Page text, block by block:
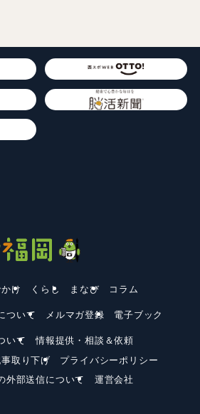
け くらし まなび コラム
ついて メルマガ登録 電子ブック
いて
情報提供・相談＆依頼
取り下げ
プライバシーポリシー
外部送信について
運営会社